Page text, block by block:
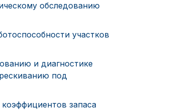
обследованию
участков
и диагностике
под
запаса